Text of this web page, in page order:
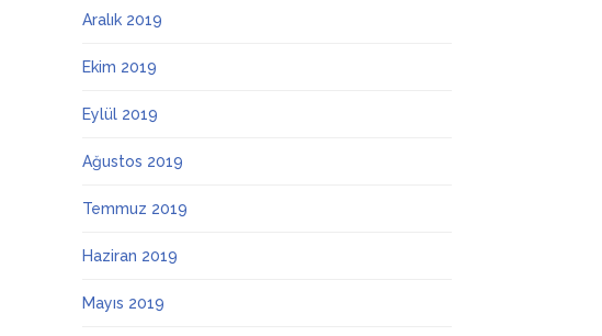
Aralık 2019
Ekim 2019
Eylül 2019
Ağustos 2019
Temmuz 2019
Haziran 2019
Mayıs 2019